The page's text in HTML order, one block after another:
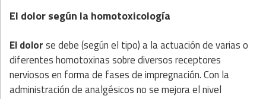
El dolor según la homotoxicología
El dolorse debe (según el tipo) a la actuación de varias o
diferentes homotoxinas sobre diversos receptores
nerviosos en forma de fases de impregnación. Con la
administración de analgésicos no se mejora el nivel